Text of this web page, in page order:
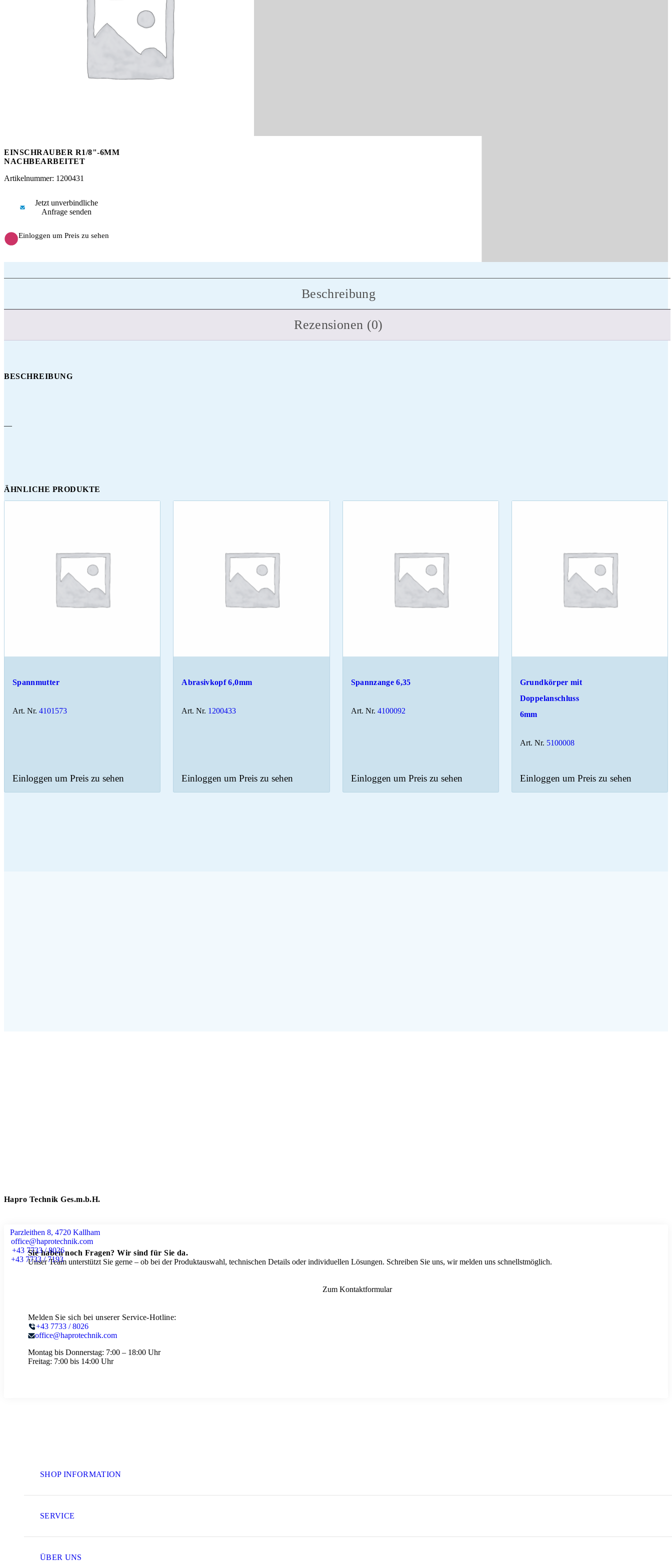
EINSCHRAUBER R1/8"-6MM
NACHBEARBEITET
Artikelnummer: 1200431
Jetzt unverbindliche
Anfrage senden
Einloggen um Preis zu sehen
Beschreibung
Rezensionen (0)
BESCHREIBUNG
—
ÄHNLICHE PRODUKTE
Spannmutter
Art. Nr. 4101573
Einloggen um Preis zu sehen
Abrasivkopf 6,0mm
Art. Nr. 1200433
Einloggen um Preis zu sehen
Spannzange 6,35
Art. Nr. 4100092
Einloggen um Preis zu sehen
Grundkörper mit
Doppelanschluss
6mm
Art. Nr. 5100008
Einloggen um Preis zu sehen
Hapro Technik Ges.m.b.H.
Parzleithen 8, 4720 Kallham
office@haprotechnik.com
+43 7733 / 8026
+43 7733 / 7193
Sie haben noch Fragen? Wir sind für Sie da.
Unser Team unterstützt Sie gerne – ob bei der Produktauswahl, technischen Details oder individuellen Lösungen. Schreiben Sie uns, wir melden uns schnellstmöglich.
Zum Kontaktformular
Melden Sie sich bei unserer Service-Hotline:
+43 7733 / 8026
office@haprotechnik.com
Montag bis Donnerstag: 7:00 – 18:00 Uhr
Freitag: 7:00 bis 14:00 Uhr
SHOP INFORMATION
SERVICE
ÜBER UNS